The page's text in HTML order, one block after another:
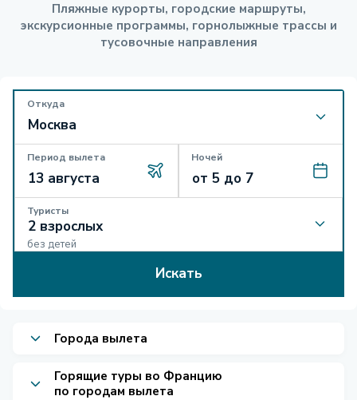
Пляжные курорты, городские маршруты,
экскурсионные программы, горнолыжные трассы и
тусовочные направления
Откуда
Период вылета Ночей
Туристы
без детей
Искать
Города вылета
Горящие туры во Францию
по городам вылета